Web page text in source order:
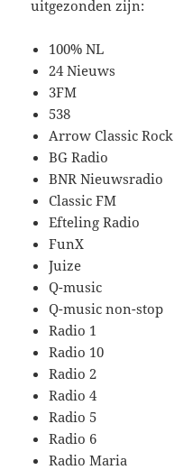
uitgezonden zijn:
100% NL
24 Nieuws
3FM
538
Arrow Classic Rock
BG Radio
BNR Nieuwsradio
Classic FM
Efteling Radio
FunX
Juize
Q-music
Q-music non-stop
Radio 1
Radio 10
Radio 2
Radio 4
Radio 5
Radio 6
Radio Maria